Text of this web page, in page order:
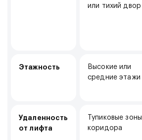
или тихий двор
Этажность
Высокие или
средние этажи
Удаленность
от лифта
Тупиковые зоны
коридора